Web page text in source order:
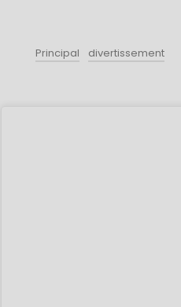
Principal divertissement